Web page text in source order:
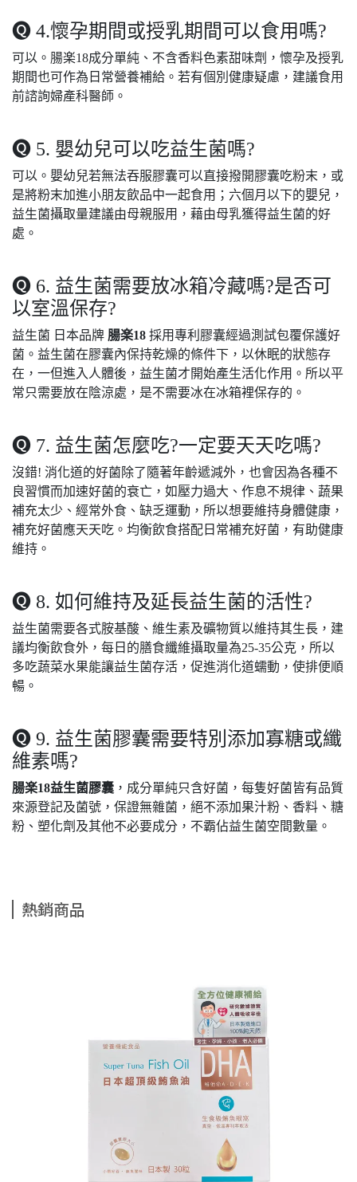
🅠 4.懷孕期間或授乳期間可以食用嗎?
可以。腸楽18成分單純、不含香料色素甜味劑，懷孕及授乳
期間也可作為日常營養補給。若有個別健康疑慮，建議食用
前諮詢婦產科醫師。
🅠 5. 嬰幼兒可以吃益生菌嗎?
可以。嬰幼兒若無法吞服膠囊可以直接撥開膠囊吃粉末，或
是將粉末加進小朋友飲品中一起食用；六個月以下的嬰兒，
益生菌攝取量建議由母親服用，藉由母乳獲得益生菌的好
處。
🅠 6. 益生菌需要放冰箱冷藏嗎?是否可
以室溫保存?
益生菌 日本品牌 腸楽18 採用專利膠囊經過測試包覆保護好
菌。益生菌在膠囊內保持乾燥的條件下，以休眠的狀態存
在，一但進入人體後，益生菌才開始產生活化作用。所以平
常只需要放在陰涼處，是不需要冰在冰箱裡保存的。
🅠 7. 益生菌怎麼吃?一定要天天吃嗎?
沒錯! 消化道的好菌除了隨著年齡遞減外，也會因為各種不
良習慣而加速好菌的衰亡，如壓力過大、作息不規律、蔬果
補充太少、經常外食、缺乏運動，所以想要維持身體健康，
補充好菌應天天吃。均衡飲食搭配日常補充好菌，有助健康
維持。
🅠 8. 如何維持及延長益生菌的活性?
益生菌需要各式胺基酸、維生素及礦物質以維持其生長，建
議均衡飲食外，每日的膳食纖維攝取量為25-35公克，所以
多吃蔬菜水果能讓益生菌存活，促進消化道蠕動，使排便順
暢。
🅠 9. 益生菌膠囊需要特別添加寡糖或纖
維素嗎?
腸楽18益生菌膠囊 ，成分單純只含好菌，每隻好菌皆有品質
來源登記及菌號，保證無雜菌，絕不添加果汁粉、香料、糖
粉、塑化劑及其他不必要成分，不霸佔益生菌空間數量。
熱銷商品